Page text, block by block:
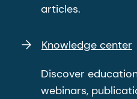
articles.
Knowledge center
Discover
webinars,